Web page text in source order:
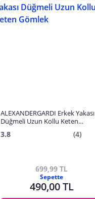
ALEXANDERGARDI Erkek Yakası
Düğmeli Uzun Kollu Keten
3.8 (4)
699,99 TL
Sepette
490,00 TL